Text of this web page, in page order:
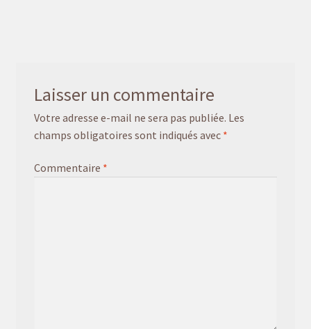
Laisser un commentaire
Votre adresse e-mail ne sera pas publiée. Les
champs obligatoires sont indiqués avec *
Commentaire *